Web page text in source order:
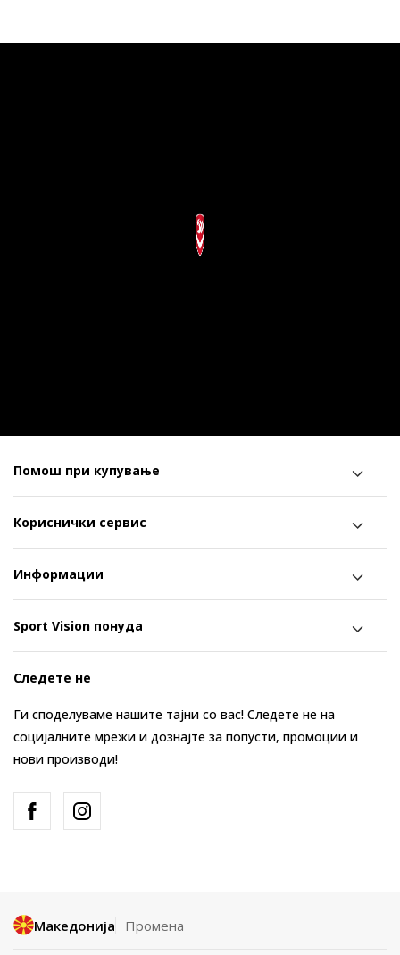
Помош при купување
Кориснички сервис
Информации
Sport Vision понуда
Следете не
Ги споделуваме нашите тајни со вас! Следете не на
социјалните мрежи и дознајте за попусти, промоции и
нови производи!
Македонија Промена